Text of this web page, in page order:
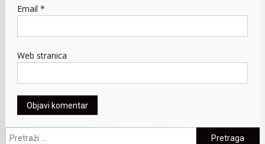
Email *
Web stranica
Pretraga: